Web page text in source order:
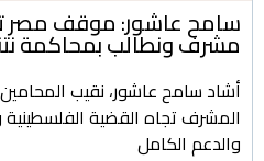
سامح عاشور: موقف مصر
مشرف ونطالب بمحاكمة
أشاد سامح عاشور، نقيب
المشرف تجاه القضية
والدعم الكامل